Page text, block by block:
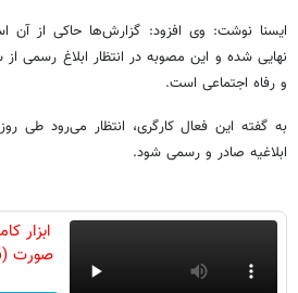
ایسنا نوشت: وی افزود: گزارش‌ها حاکی از
نهایی شده و این مصوبه در انتظار ابلاغ رسمی
و رفاه اجتماعی است.
به گفته این فعال کارگری، انتظار می‌رود طی
ابلاغیه صادر و رسمی شود.
ابزار
صورت